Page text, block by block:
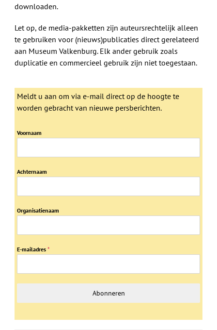
downloaden.
Let op, de media-pakketten zijn auteursrechtelijk alleen
te gebruiken voor (nieuws)publicaties direct gerelateerd
aan Museum Valkenburg. Elk ander gebruik zoals
duplicatie en commercieel gebruik zijn niet toegestaan.
Meldt u aan om via e-mail direct op de hoogte te
worden gebracht van nieuwe persberichten.
Voornaam
Achternaam
Organisatienaam
E-mailadres *
Abonneren